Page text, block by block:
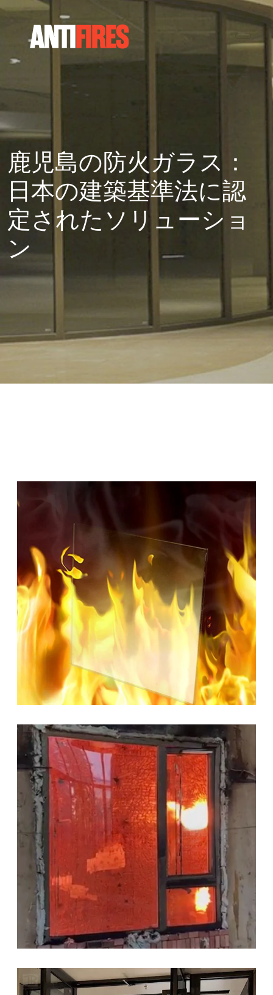
鹿児島の防火ガラス：
日本の建築基準法に認
定されたソリューショ
ン